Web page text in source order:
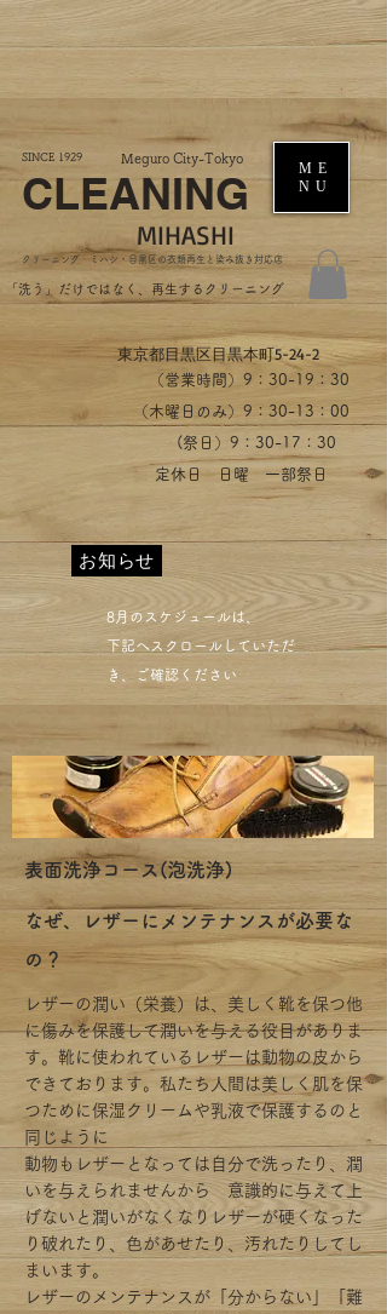
SINCE 1929
CLEANING
Meguro City-Tokyo
MIHASHI
​クリーニング ミハシ・目黒区の衣類再生と染み抜き対応店
ME
NU
​東京都目黒区目黒本町5-24-2
（営業時間）​9：30-19：30
（木曜日のみ）9：30-13：00
​(祭日）9：30-17：30
​定休日 日曜 一部祭日
お知らせ
​8月のスケジュールは、
下記へスクロールしていただ
き、ご確認ください​
​「洗う」だけではなく、再生するクリーニング
表面洗浄コース(泡洗浄)
​なぜ、レザーにメンテナンスが必要な
の？
レザーの潤い（栄養）は、美しく靴を保つ他
に傷みを保護して潤いを与える役目がありま
す。靴に使われているレザーは動物の皮から
できております。私たち人間は美しく肌を保
つために保湿クリームや乳液で保護するのと
同じように
動物もレザーとなっては自分で洗ったり、潤
いを与えられませんから 意識的に与えて上
げないと潤いがなくなりレザーが硬くなった
り破れたり、色があせたり、汚れたりしてし
まいます。
レザーのメンテナンスが「分からない」「難